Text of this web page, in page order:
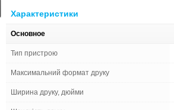
Характеристики
Основное
Тип пристрою
Максимальний формат друку
Ширина друку, дюйми